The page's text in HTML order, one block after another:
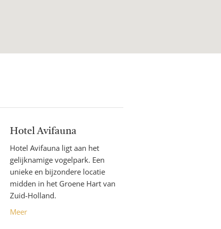
Hotel Avifauna
Hotel Avifauna ligt aan het
gelijknamige vogelpark. Een
unieke en bijzondere locatie
midden in het Groene Hart van
Zuid-Holland.
Meer